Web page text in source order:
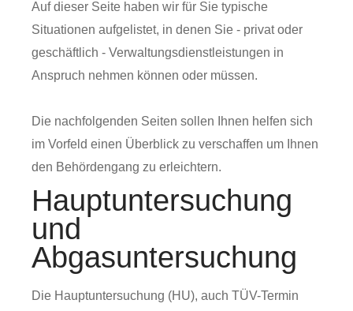
Auf dieser Seite haben wir für Sie typische
Situationen aufgelistet, in denen Sie - privat oder
geschäftlich - Verwaltungsdienstleistungen in
Anspruch nehmen können oder müssen.
Die nachfolgenden Seiten sollen Ihnen helfen sich
im Vorfeld einen Überblick zu verschaffen um Ihnen
den Behördengang zu erleichtern.
Hauptuntersuchung
und
Abgasuntersuchung
Die Hauptuntersuchung (HU), auch TÜV-Termin